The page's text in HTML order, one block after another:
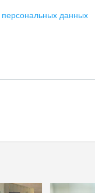
персональных данных